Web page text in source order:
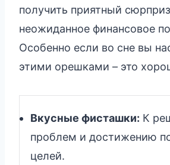
получить приятный
неожиданное финансовое
Особенно если во сне вы
этими орешками – это
Вкусные фисташки: К
проблем и достижению
целей.